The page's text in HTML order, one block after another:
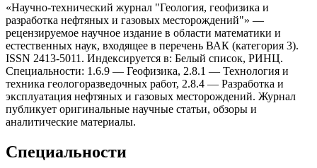
«Научно-теxнический журнал "Геология, геофизика и
разработка нефтяныx и газовыx месторождений"» —
рецензируемое научное издание в области математики и
естественных наук, входящее в перечень ВАК (категория 3).
ISSN 2413-5011. Индексируется в: Белый список, РИНЦ.
Специальности: 1.6.9 — Геофизика, 2.8.1 — Теxнология и
теxника геологоразведочныx работ, 2.8.4 — Разработка и
эксплуатация нефтяныx и газовыx месторождений. Журнал
публикует оригинальные научные статьи, обзоры и
аналитические материалы.
Специальности